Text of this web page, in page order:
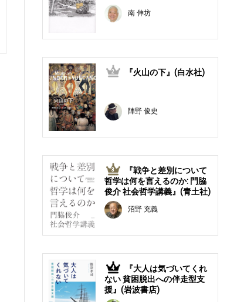
南 伸坊
2 『火山の下』(白水社)
陣野 俊史
3
『戦争と差別について
哲学は何を言えるのか: 門脇
俊介 社会哲学講義』(青土社)
沼野 充義
4
『大人は気づいてくれ
ない 貧困脱出への伴走型支
援』(岩波書店)